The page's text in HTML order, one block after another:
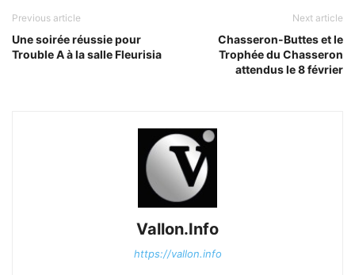
Previous article
Une soirée réussie pour
Trouble A à la salle Fleurisia
Next article
Chasseron-Buttes et le
Trophée du Chasseron
attendus le 8 février
Vallon.Info
https://vallon.info